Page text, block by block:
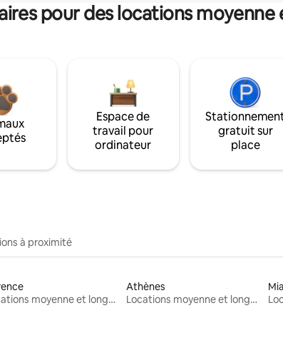
pour des locations
Espace de
travail pour
ordinateur
gratuit sur
place
à proximité
Locations moyenne et longue durée
Athènes
Locations moyenne et longue durée